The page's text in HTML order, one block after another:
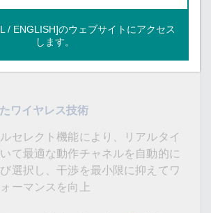
での導入と設定を迅速化し、ダウ
に抑えます。
ワイヤレス技術
セレクト機能により、リアルタイ
て最適な動作チャネルを自動的に
選択し、干渉を最小限に抑えてワ
ーマンスを向上
/ ENGLISH]のウェブサイトにアクセス
します。